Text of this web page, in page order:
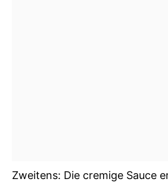
Zweitens: Die cremige Sauce